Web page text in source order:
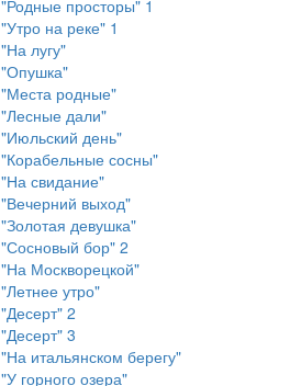
"Родные просторы" 1
"Утро на реке" 1
"На лугу"
"Опушка"
"Места родные"
"Лесные дали"
"Июльский день"
"Корабельные сосны"
"На свидание"
"Вечерний выход"
"Золотая девушка"
"Сосновый бор" 2
"На Москворецкой"
"Летнее утро"
"Десерт" 2
"Десерт" 3
"На итальянском берегу"
"У горного озера"